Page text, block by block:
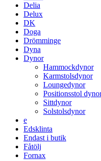
Delia
Delux
DK
Doga
Drömminge
Dyna
Dynor
Hammockdynor
Karmstolsdynor
Loungedynor
Positionsstol
Sittdynor
Solstolsdynor
e
Edsklinta
Endast i butik
Fåtölj
Fornax